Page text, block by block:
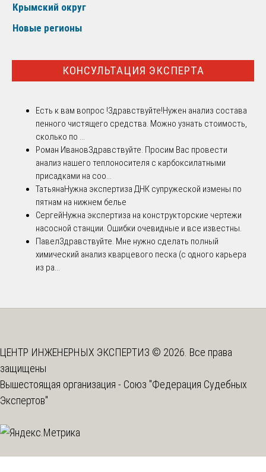
Крымский округ
Новые регионы
КОНСУЛЬТАЦИЯ ЭКСПЕРТА
Есть к вам вопрос !Здравствуйте!Нужен анализ состава
пенного чистящего средства. Можно узнать стоимость,
сколько по ...
Роман ИвановЗдравствуйте. Просим Вас провести
анализ нашего теплоносителя с карбоксилатными
присадками на соо...
ТатьянаНужна экспертиза ДНК супружеской измены по
пятнам на нижнем белье
СергейНужна экспертиза на конструкторские чертежи
насосной станции. Ошибки очевидные и все известны.
ПавелЗдравствуйте. Мне нужно сделать полный
химический анализ кварцевого песка (с одного карьера
из ра...
ЦЕНТР ИНЖЕНЕРНЫХ ЭКСПЕРТИЗ © 2026. Все права
защищены
Вышестоящая организация - Союз "Федерация Судебных
Экспертов"